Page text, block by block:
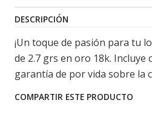
DESCRIPCIÓN
¡Un toque de pasión para tu
de 2.7 grs en oro 18k. Incluye
garantía de por vida sobre la
COMPARTIR ESTE PRODUCTO